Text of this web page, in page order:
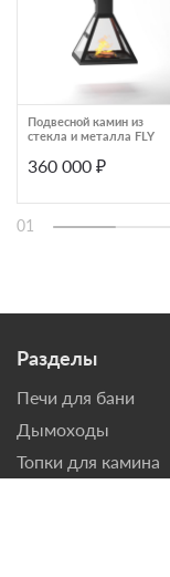
Подвесной камин из
стекла и металла FLY
360 000 ₽
01
Разделы
Печи для бани
Дымоходы
Топки для камина